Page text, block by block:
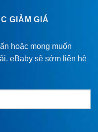
GIẢM GIÁ
hoặc mong muốn
eBaby sẽ sớm liện hệ